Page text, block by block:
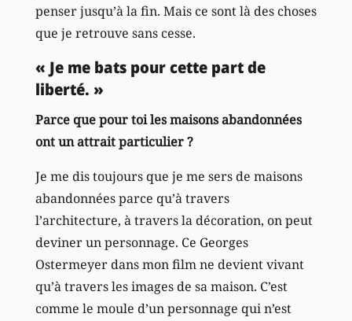
penser jusqu’à la fin. Mais ce sont là des choses
que je retrouve sans cesse.
« Je me bats pour cette part de
liberté. »
Parce que pour toi les maisons abandonnées
ont un attrait particulier ?
Je me dis toujours que je me sers de maisons
abandonnées parce qu’à travers
l’architecture, à travers la décoration, on peut
deviner un personnage. Ce Georges
Ostermeyer dans mon film ne devient vivant
qu’à travers les images de sa maison. C’est
comme le moule d’un personnage qui n’est